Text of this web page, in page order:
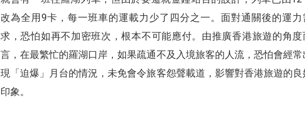
改為全用9卡，每一班車的運載力少了四分之一。面對通關後的運力
求，恐怕如再不加密班次，根本不可能應付。由推廣香港旅遊的角度
言，在最繁忙的羅湖口岸，如果疏通不及入境旅客的人流，恐怕會經常
現「迫爆」月台的情況，未免會令旅客怨聲載道，影響對香港旅遊的良
印象。